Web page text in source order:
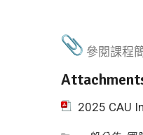
參閱課程
2025 CAU